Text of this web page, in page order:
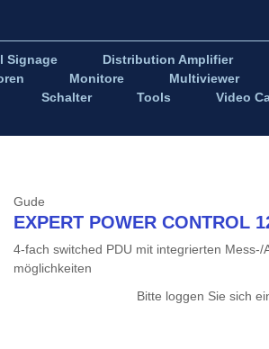
Signage Distribution Amplifier
Monitore Multiviewer
Schalter Tools Video
Gude
EXPERT POWER CONTROL
4-fach switched PDU mit integrierten Mess-/
möglichkeiten
Bitte loggen Sie sich